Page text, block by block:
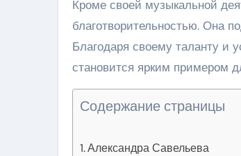
Кроме своей музыкальной
благотворительностью. Она
Благодаря своему таланту и
становится ярким примером
Содержание страницы
Александра Савельева